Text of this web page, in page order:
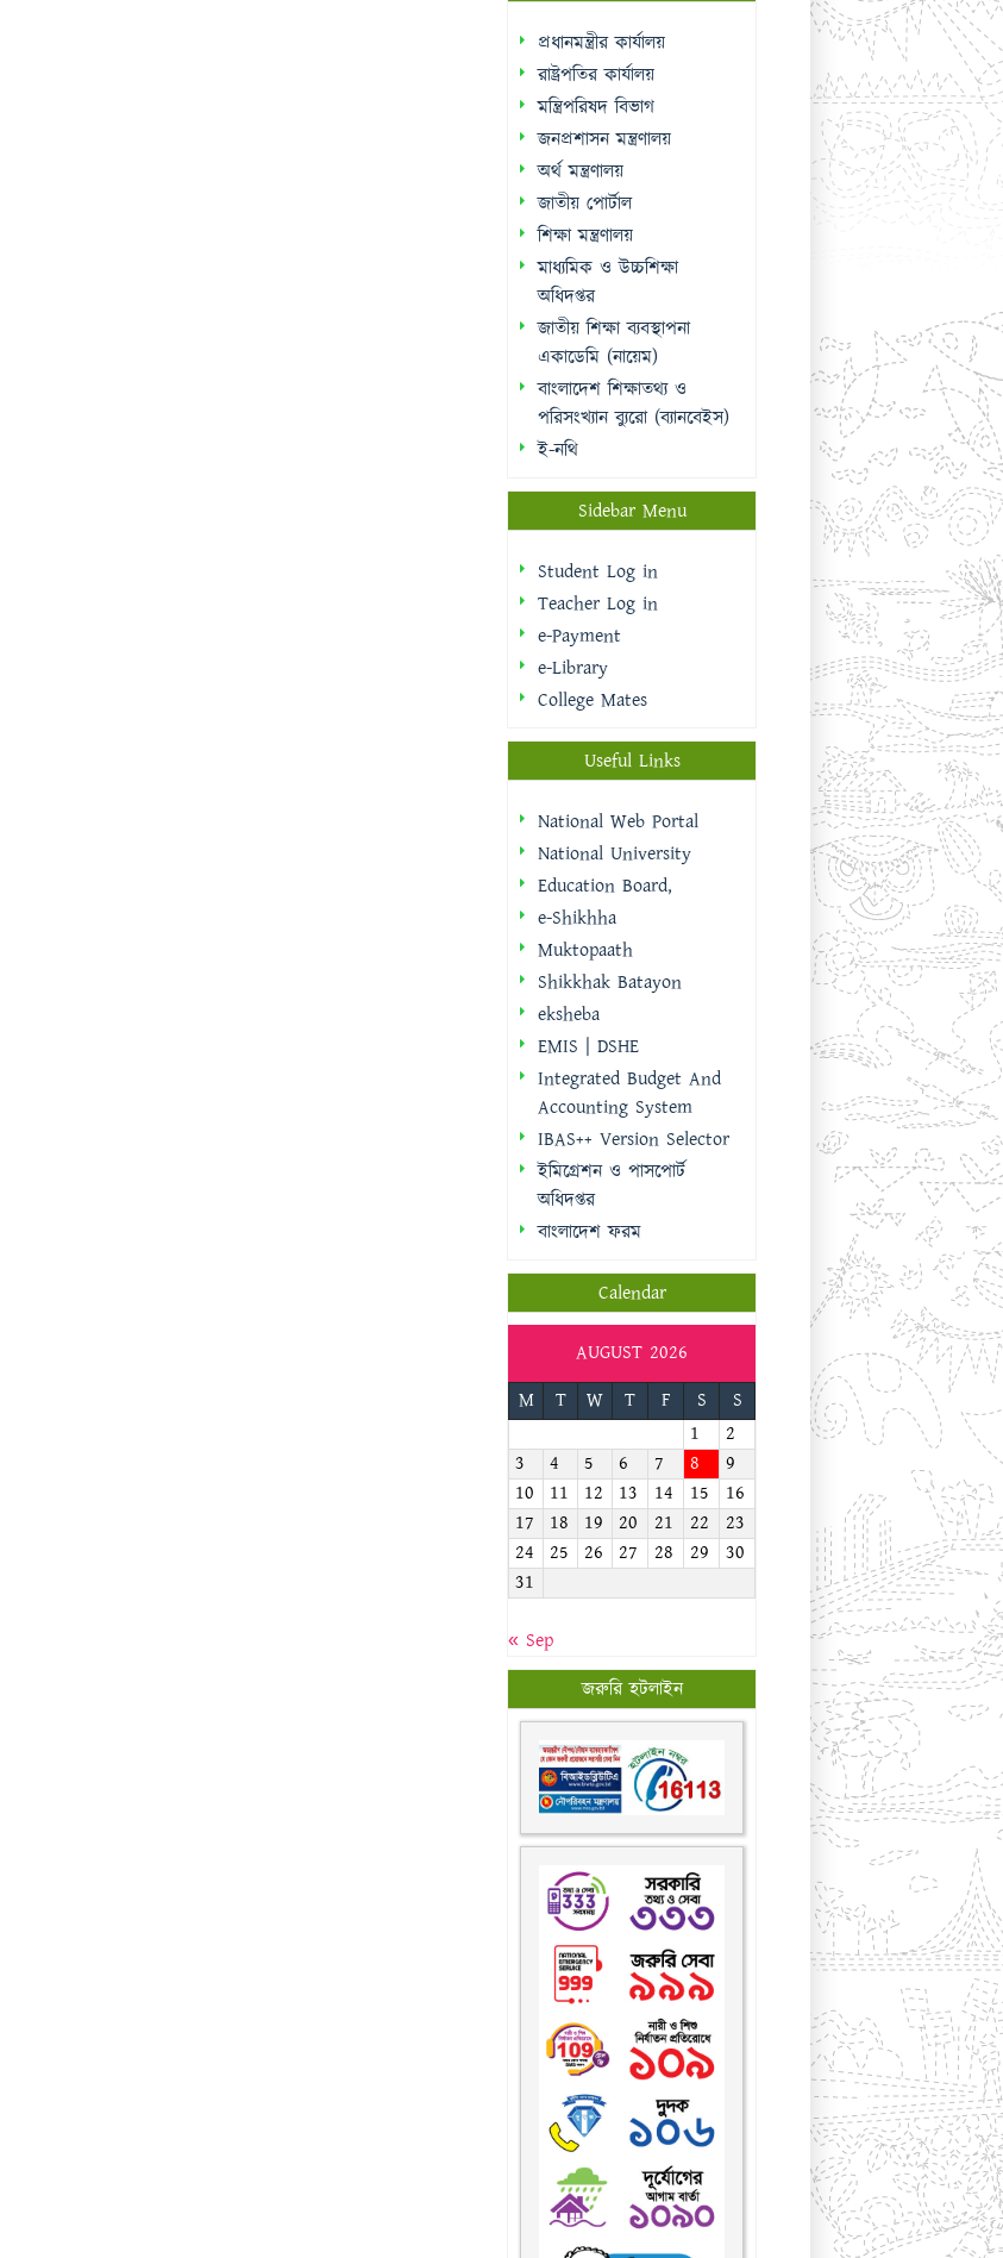
শিক্ষা মন্ত্রণালয়
মাধ্যমিক ও উচ্চশিক্ষা
অধিদপ্তর
জাতীয় শিক্ষা ব্যবস্থাপনা
একাডেমি (নায়েম)
বাংলাদেশ শিক্ষাতথ্য ও
পরিসংখ্যান ব্যুরো (ব্যানবেইস)
ই-নথি
Sidebar Menu
Student Log in
Teacher Log in
e-Payment
College Mates
Useful Links
National Web Portal
National University
Education Board,
Muktopaath
eksheba
EMIS | DSHE
Integrated Budget And
Accounting System
IBAS++ Version Selector
ইমিগ্রেশন ও পাসপোর্ট
অধিদপ্তর
বাংলাদেশ ফরম
Calendar
AUGUST 2026
T W
3
4 5 6 7 8
9
12 13 14
17 18 19 20 21 22
23
26 27 28
31
« Sep
জরুরি হটলাইন
করোনা ভাইরাস প্রতিরোধে
যোগাযোগ